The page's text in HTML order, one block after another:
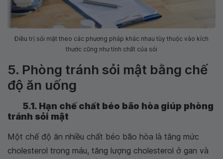
Điều trị sỏi mật theo các phương pháp khác nhau tùy thuộc vào kích
thước cũng như tính chất của sỏi
5. Phòng tránh sỏi mật bằng chế
độ ăn uống
5.1. Hạn chế chất béo bão hòa giúp phòng
tránh sỏi mật
Một chế độ ăn nhiều chất béo bão hòa là tăng mức
cholesterol trong máu, tăng lượng cholesterol ở gan và